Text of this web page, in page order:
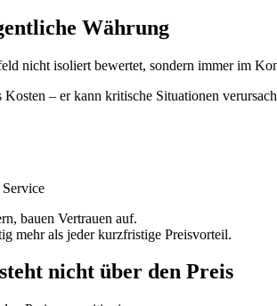
Währung
nicht isoliert bewertet, sondern immer im
– er kann kritische Situationen
bauen Vertrauen auf.
mehr als jeder kurzfristige Preisvorteil.
nicht über den Preis